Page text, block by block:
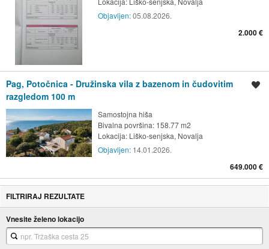
Objavljen:05.08.2026.
2.000 €
Pag, Potočnica - Družinska vila z bazenom in čudovitim
razgledom 100 m
Samostojna hiša
Bivalna površina: 158.77 m2
Lokacija: Liško-senjska, Novalja
Objavljen: 14.01.2026.
649.000 €
FILTRIRAJ REZULTATE
Vnesite želeno lokacijo